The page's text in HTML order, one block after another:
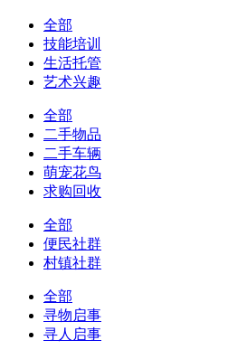
全部
技能培训
生活托管
艺术兴趣
全部
二手物品
二手车辆
萌宠花鸟
求购回收
全部
便民社群
村镇社群
全部
寻物启事
寻人启事